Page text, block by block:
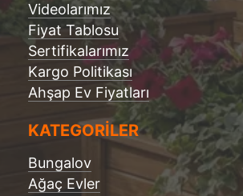
Videolarımız
Fiyat Tablosu
Sertifikalarımız
Kargo Politikası
Ahşap Ev Fiyatları
KATEGORİLER
Bungalov
Ağaç Evler